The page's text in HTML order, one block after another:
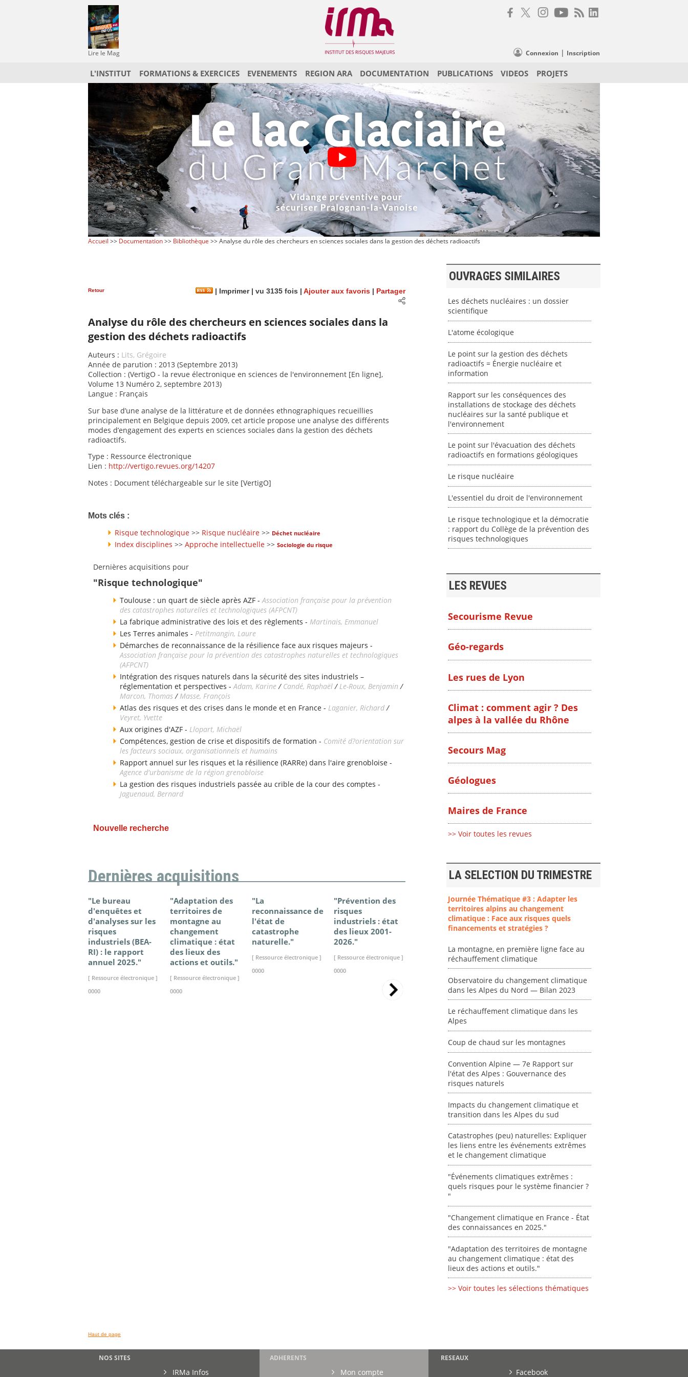
Lire le Mag Connexion | Inscription
L'INSTITUT FORMATIONS & EXERCICES EVENEMENTS REGION ARA DOCUMENTATION PUBLICATIONS VIDEOS PROJETS
Accueil >> Documentation>> Bibliothèque >> Analyse du rôle des chercheurs en sciences sociales dans la gestion des déchets radioactifs
Retour Imprimer| vu 3135 fois | Ajouter aux favoris Partager
Analyse du rôle des chercheurs en sciences sociales dans la
gestion des déchets radioactifs
Auteurs : Lits, Grégoire
Année de parution : 2013 (Septembre 2013)
Collection : (VertigO - la revue électronique en sciences de l'environnement [En ligne],
Volume 13 Numéro 2, septembre 2013)
Langue : Français
Sur base d’une analyse de la littérature et de données ethnographiques recueillies
principalement en Belgique depuis 2009, cet article propose une analyse des différents
modes d’engagement des experts en sciences sociales dans la gestion des déchets
radioactifs.
Type : Ressource électronique
Lien : http://vertigo.revues.org/14207
Notes : Document téléchargeable sur le site [VertigO]
Mots clés :
Risque technologique >> Risque nucléaire >> Déchet nucléaire
Index disciplines >> Approche intellectuelle >> Sociologie du risque
Dernières acquisitions pour
"Risque technologique"
Toulouse : un quart de siècle après AZF -Association française pour la prévention
des catastrophes naturelles et technologiques (AFPCNT)
La fabrique administrative des lois et des règlements - Martinais, Emmanuel
Les Terres animales - Petitmangin, Laure
Démarches de reconnaissance de la résilience face aux risques majeurs -
Association française pour la prévention des catastrophes naturelles et technologiques
(AFPCNT)
Intégration des risques naturels dans la sécurité des sites industriels –
réglementation et perspectives -Adam, Karine/ Candé, Raphaël/ Le-Roux, Benjamin /
Marcon, Thomas/Masse, François
Atlas des risques et des crises dans le monde et en France - Laganier, Richard/
Veyret, Yvette
Aux origines d'AZF - Llopart, Michaël
Compétences, gestion de crise et dispositifs de formation - Comité d?orientation sur
les facteurs sociaux, organisationnels et humains
Rapport annuel sur les risques et la résilience (RARRe) dans l'aire grenobloise -
Agence d'urbanisme de la région grenobloise
La gestion des risques industriels passée au crible de la cour des comptes -
Jaguenaud, Bernard
Nouvelle recherche
Dernières acquisitions
"Le bureau
d'enquêtes et
d'analyses sur les
risques
industriels (BEA-
RI) : le rapport
annuel 2025."
[ Ressource électronique ]
0000
"Adaptation des
territoires de
montagne au
changement
climatique : état
des lieux des
actions et outils."
[ Ressource électronique ]
0000
"La
reconnaissance de
l'état de
catastrophe
naturelle."
[ Ressource électronique ]
0000
"Prévention des
risques
industriels : état
des lieux 2001-
2026."
[ Ressource électronique ]
0000
"Changement
climatique en
France - État des
connaissances en
[ Ressource électronique ]
"Plan ministériel
de gestion des
vagues de
chaleur."
[ Ressource électronique ]
0000
? "
[ Ressource électronique ]
0000
OUVRAGES SIMILAIRES
Les déchets nucléaires : un dossier
scientifique
L'atome écologique
Le point sur la gestion des déchets
radioactifs = Énergie nucléaire et
information
Rapport sur les conséquences des
installations de stockage des déchets
nucléaires sur la santé publique et
l'environnement
Le point sur l'évacuation des déchets
radioactifs en formations géologiques
Le risque nucléaire
L'essentiel du droit de l'environnement
Le risque technologique et la démocratie
: rapport du Collège de la prévention des
risques technologiques
LES REVUES
Secourisme Revue
Géo-regards
Les rues de Lyon
Climat : comment agir ? Des
alpes à la vallée du Rhône
Secours Mag
Géologues
Maires de France
>> Voir toutes les revues
LA SELECTION DU TRIMESTRE
Journée Thématique #3 : Adapter les
territoires alpins au changement
climatique : Face aux risques quels
financements et stratégies ?
La montagne, en première ligne face au
réchauffement climatique
Observatoire du changement climatique
dans les Alpes du Nord — Bilan 2023
Le réchauffement climatique dans les
Alpes
Coup de chaud sur les montagnes
Convention Alpine — 7e Rapport sur
l'état des Alpes : Gouvernance des
risques naturels
Impacts du changement climatique et
transition dans les Alpes du sud
Catastrophes (peu) naturelles: Expliquer
les liens entre les événements extrêmes
et le changement climatique
"Événements climatiques extrêmes :
quels risques pour le système financier ?
"
"Changement climatique en France - État
des connaissances en 2025."
"Adaptation des territoires de montagne
au changement climatique : état des
lieux des actions et outils."
>> Voir toutes les sélections thématiques
Haut de page
NOS SITES
IRMa Infos
ADHERENTS
Mon compte
RESEAUX
Facebook